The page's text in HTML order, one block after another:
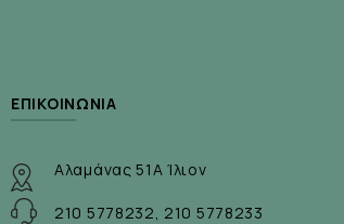
• Αναστέλλει την παραγωγή
ΕΠΙΚΟΙΝΩΝΊΑ
Αλαμάνας 51Α Ίλιον
210 5778232, 210 5778233